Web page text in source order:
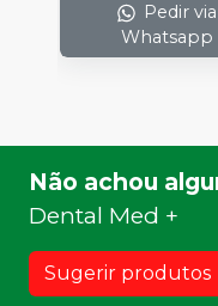
Pedir via
Whatsapp
Não achou
Dental Med +
Sugerir produtos